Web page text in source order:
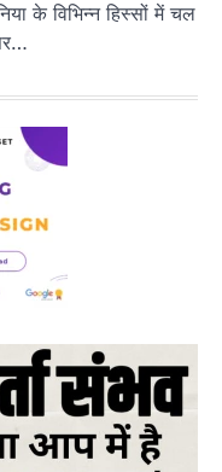
के विभिन्न हिस्सों में चल